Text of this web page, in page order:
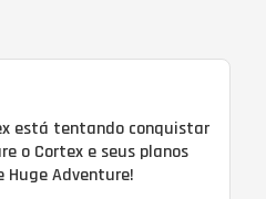
está tentando conquistar
o Cortex e seus planos
Huge Adventure!